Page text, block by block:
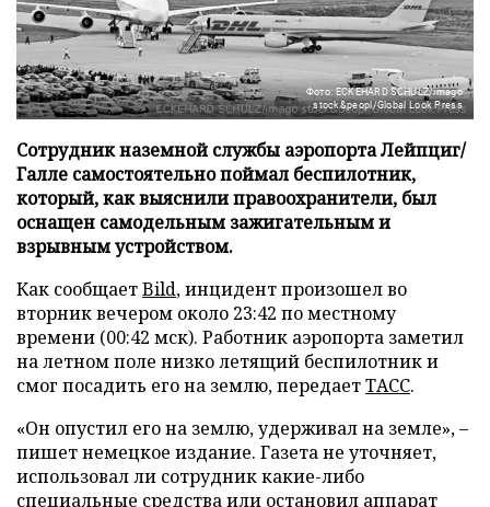
Фото: ECKEHARD SCHULZ/imago
stock&peopl/Global Look Press
Сотрудник наземной службы аэропорта Лейпциг/
Галле самостоятельно поймал беспилотник,
который, как выяснили правоохранители, был
оснащен самодельным зажигательным и
взрывным устройством.
Как сообщаетBild, инцидент произошел во
вторник вечером около 23:42 по местному
времени (00:42 мск). Работник аэропорта заметил
на летном поле низко летящий беспилотник и
смог посадить его на землю, передаетТАСС.
«Он опустил его на землю, удерживал на земле», –
пишет немецкое издание. Газета не уточняет,
использовал ли сотрудник какие-либо
специальные средства или остановил аппарат